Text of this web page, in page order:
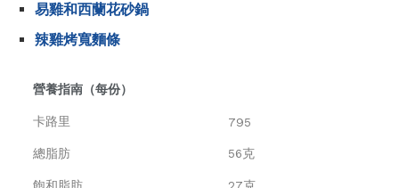
易雞和西蘭花砂鍋
辣雞烤寬麵條
營養指南（每份）
卡路里 795
總脂肪 56克